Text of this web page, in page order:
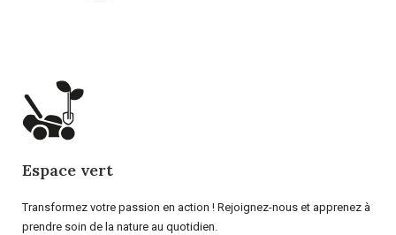
Espace vert
Transformez votre passion en action ! Rejoignez-nous et apprenez à
prendre soin de la nature au quotidien.